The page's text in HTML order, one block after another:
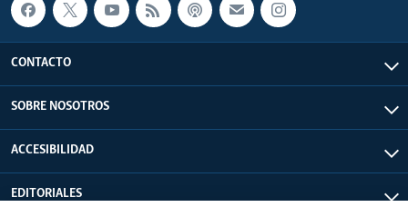
CONTACTO
SOBRE NOSOTROS
ACCESIBILIDAD
EDITORIALES